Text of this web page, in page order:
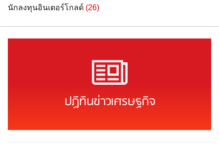
นักลงทุนอินเตอร์โกลด์ (26)
ปฏิทินข่าวเศรษฐกิจ